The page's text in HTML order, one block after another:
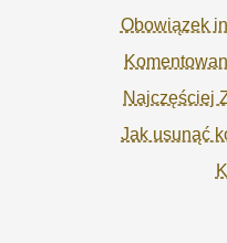
Obowiązek
Najczęściej
Jak usunąć